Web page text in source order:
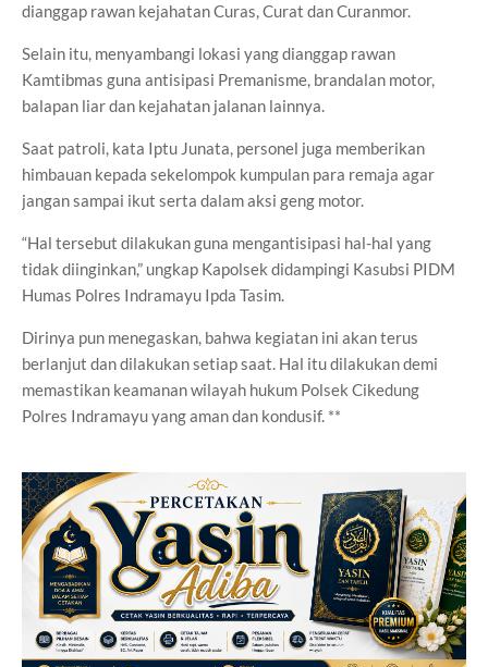
dianggap rawan kejahatan Curas, Curat dan Curanmor.
Selain itu, menyambangi lokasi yang dianggap rawan
Kamtibmas guna antisipasi Premanisme, brandalan motor,
balapan liar dan kejahatan jalanan lainnya.
Saat patroli, kata Iptu Junata, personel juga memberikan
himbauan kepada sekelompok kumpulan para remaja agar
jangan sampai ikut serta dalam aksi geng motor.
“Hal tersebut dilakukan guna mengantisipasi hal-hal yang
tidak diinginkan,” ungkap Kapolsek didampingi Kasubsi PIDM
Humas Polres Indramayu Ipda Tasim.
Dirinya pun menegaskan, bahwa kegiatan ini akan terus
berlanjut dan dilakukan setiap saat. Hal itu dilakukan demi
memastikan keamanan wilayah hukum Polsek Cikedung
Polres Indramayu yang aman dan kondusif. **